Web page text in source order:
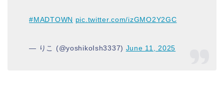
#MADTOWN pic.twitter.com/izGMO2Y2GC
— りこ (@yoshikoIsh3337) June 11, 2025